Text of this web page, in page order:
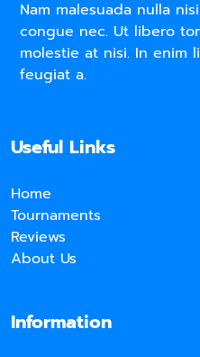
Nam malesuada nulla
congue nec. Ut libero
molestie at nisi. In enim
feugiat a.
Useful Links
Home
Tournaments
Reviews
About Us
Information